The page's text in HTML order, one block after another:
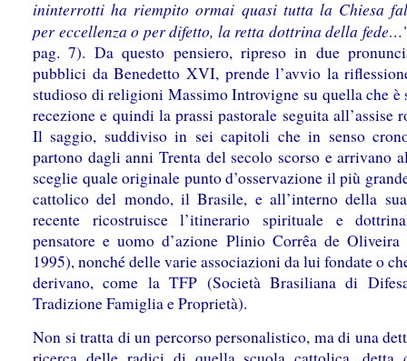
ininterrotti ha riempito ormai quasi tutta la Chiesa
per eccellenza o per difetto, la retta dottrina della fede…
pag. 7). Da questo pensiero, ripreso in due
pubblici da Benedetto XVI, prende l’avvio la
studioso di religioni Massimo Introvigne su quella che è
recezione e quindi la prassi pastorale seguita all’assise
Il saggio, suddiviso in sei capitoli che in senso
partono dagli anni Trenta del secolo scorso e arrivano
sceglie quale originale punto d’osservazione il più
cattolico del mondo, il Brasile, e all’interno della
recente ricostruisce l’itinerario spirituale e
pensatore e uomo d’azione Plinio Corrêa de Oliveira
1995), nonché delle varie associazioni da lui fondate o
derivano, come la TFP (Società Brasiliana di
Tradizione Famiglia e Proprietà).
Non si tratta di un percorso personalistico, ma di una